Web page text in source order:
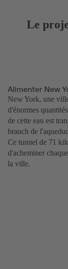
Le
Alimenter New
New York, une
d'énormes
de cette eau est
branch de
Ce tunnel de 71
d'acheminer
la ville.